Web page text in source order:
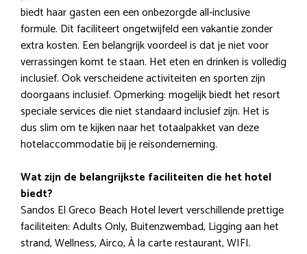
biedt haar gasten een een onbezorgde all-inclusive
formule. Dit faciliteert ongetwijfeld een vakantie zonder
extra kosten. Een belangrijk voordeel is dat je niet voor
verrassingen komt te staan. Het eten en drinken is volledig
inclusief. Ook verscheidene activiteiten en sporten zijn
doorgaans inclusief. Opmerking: mogelijk biedt het resort
speciale services die niet standaard inclusief zijn. Het is
dus slim om te kijken naar het totaalpakket van deze
hotelaccommodatie bij je reisonderneming.
Wat zijn de belangrijkste faciliteiten die het hotel
biedt?
Sandos El Greco Beach Hotel levert verschillende prettige
faciliteiten: Adults Only, Buitenzwembad, Ligging aan het
strand, Wellness, Airco, À la carte restaurant, WIFI.